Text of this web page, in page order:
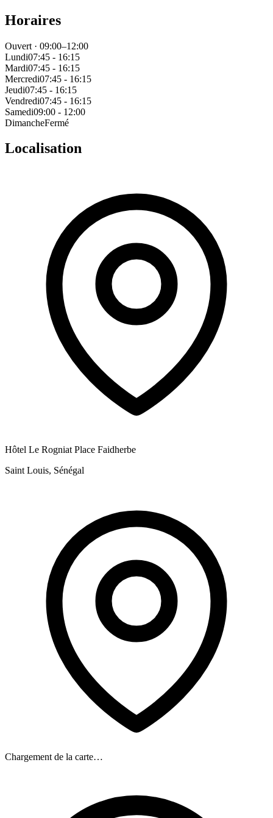
Horaires
Ouvert · 09:00–12:00
Lundi07:45 - 16:15
Mardi07:45 - 16:15
Mercredi07:45 - 16:15
Jeudi07:45 - 16:15
Vendredi07:45 - 16:15
Samedi09:00 - 12:00
DimancheFermé
Localisation
Hôtel Le Rogniat Place Faidherbe
Saint Louis, Sénégal
Chargement de la carte…